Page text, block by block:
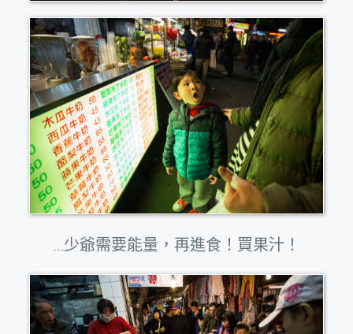
…少爺需要能量，再進食！買果汁！